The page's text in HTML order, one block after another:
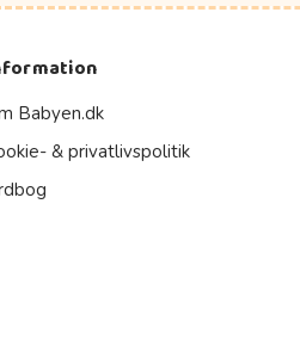
Babyen.dk
& privatlivspolitik